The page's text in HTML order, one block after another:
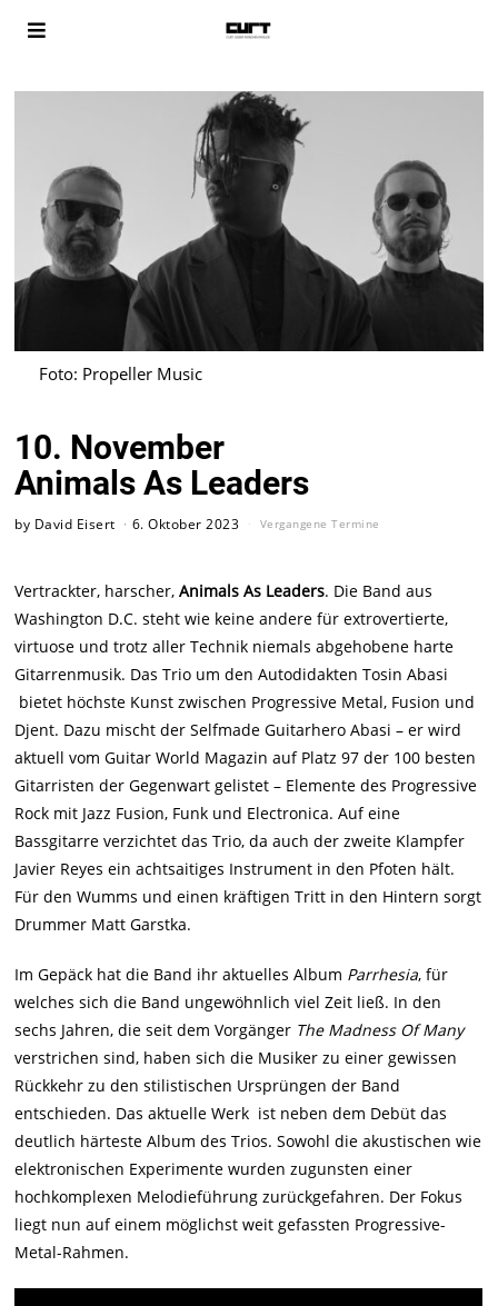
Foto: Propeller Music
10. November
Animals As Leaders
by David Eisert 6. Oktober 2023 Vergangene Termine
Vertrackter, harscher,Animals As Leaders. Die Band aus
Washington D.C. steht wie keine andere für extrovertierte,
virtuose und trotz aller Technik niemals abgehobene harte
Gitarrenmusik. Das Trio um den Autodidakten Tosin Abasi
bietet höchste Kunst zwischen Progressive Metal, Fusion und
Djent. Dazu mischt der Selfmade Guitarhero Abasi – er wird
aktuell vom Guitar World Magazin auf Platz 97 der 100 besten
Gitarristen der Gegenwart gelistet – Elemente des Progressive
Rock mit Jazz Fusion, Funk und Electronica. Auf eine
Bassgitarre verzichtet das Trio, da auch der zweite Klampfer
Javier Reyes ein achtsaitiges Instrument in den Pfoten hält.
Für den Wumms und einen kräftigen Tritt in den Hintern sorgt
Drummer Matt Garstka.
Im Gepäck hat die Band ihr aktuelles Album Parrhesia, für
welches sich die Band ungewöhnlich viel Zeit ließ. In den
sechs Jahren, die seit dem Vorgänger The Madness Of Many
verstrichen sind, haben sich die Musiker zu einer gewissen
Rückkehr zu den stilistischen Ursprüngen der Band
entschieden. Das aktuelle Werk ist neben dem Debüt das
deutlich härteste Album des Trios. Sowohl die akustischen wie
elektronischen Experimente wurden zugunsten einer
hochkomplexen Melodieführung zurückgefahren. Der Fokus
liegt nun auf einem möglichst weit gefassten Progressive-
Metal-Rahmen.